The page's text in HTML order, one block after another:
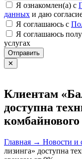
Я ознакомлен(а) с
данных и даю
Я соглашаюсь c
Я соглашаюсь
услугах
Отправить
✕
Клиентам
доступна
комбайнового
Главная → Новости и
лизинга» доступна